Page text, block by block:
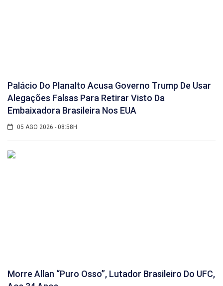
Palácio Do Planalto Acusa Governo Trump De Usar
Alegações Falsas Para Retirar Visto Da
Embaixadora Brasileira Nos EUA
05 AGO 2026 - 08:58H
Morre Allan “Puro Osso”, Lutador Brasileiro Do UFC,